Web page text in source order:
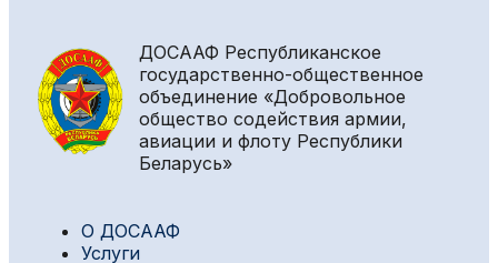
ДОСААФ Республиканское
государственно-общественное
объединение «Добровольное
общество содействия армии,
авиации и флоту Республики
Беларусь»
О ДОСААФ
Услуги